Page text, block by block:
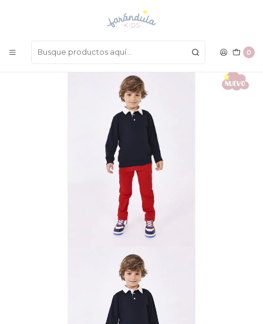
0
LAS MEJORES PRENDAS A UN SOLO CLICK